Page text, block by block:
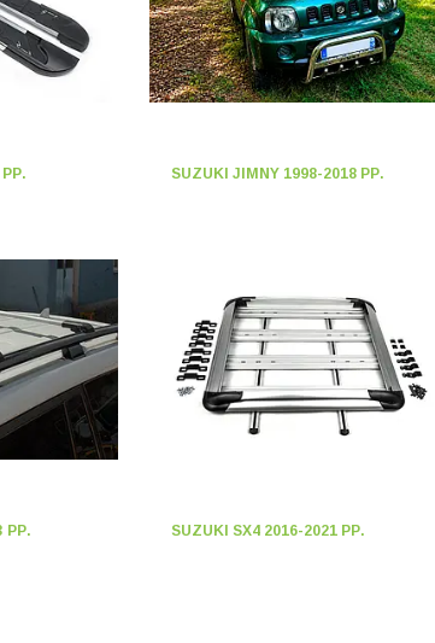
РР. SUZUKI JIMNY 1998-2018 РР.
РР. SUZUKI SX4 2016-2021 РР.